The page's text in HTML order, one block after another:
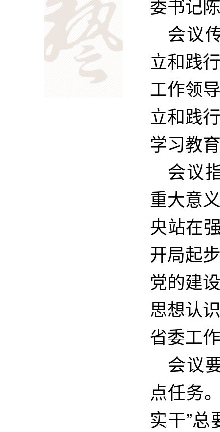
委书记
会议
立和践
工作领
立和践
学习教
会议
重大意
央站在
开局起
党的建
思想认
省委工
会议
点任务
实干”总